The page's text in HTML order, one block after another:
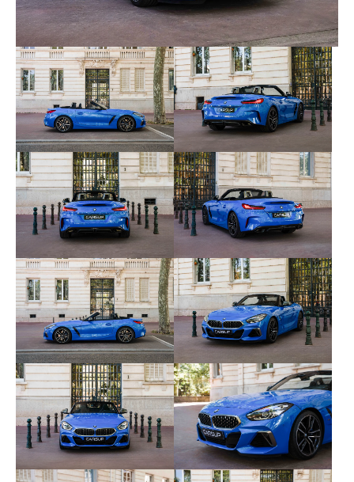
n'est à prévoir.
Voici les options et équipements dont dispose cet
exemplaire :
- Jantes en alliage léger 19’’ style 799 M bi-color
noires à rayons doubles
- Kit aérodynamique M Sport
- Freins M Sport bleus
- Badges latéraux M sur les flancs
- Omission sigle à l’arrière
- Diffuseur arrière en Dark Shadow
- Calandre Mesheffect
- Shadow Line brillant BMW Individual
- Sellerie cuir Vernasca / Alcantara« schwarz »